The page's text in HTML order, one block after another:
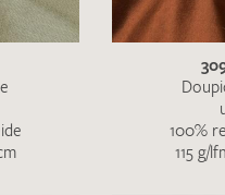
100%
115 g/